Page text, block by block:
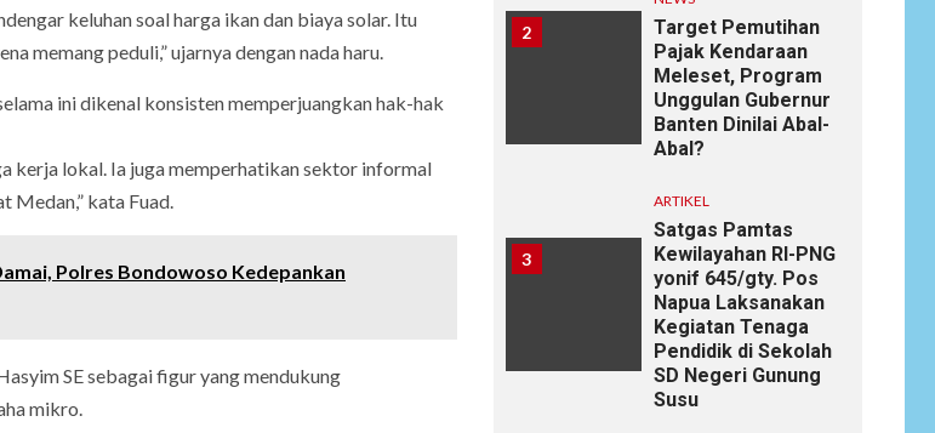
keluhan soal harga ikan dan biaya solar. Itu
memang peduli,” ujarnya dengan nada haru.
ini dikenal konsisten memperjuangkan hak-hak
kerja lokal. Ia juga memperhatikan sektor informal
Medan,” kata Fuad.
Polres Bondowoso Kedepankan
SE sebagai figur yang mendukung
mikro.
2
Target Pemutihan
Pajak Kendaraan
Meleset, Program
Unggulan Gubernur
Banten Dinilai Abal-
Abal?
3
ARTIKEL
Satgas Pamtas
Kewilayahan RI-PNG
yonif 645/gty. Pos
Napua Laksanakan
Kegiatan Tenaga
Pendidik di Sekolah
SD Negeri Gunung
Susu